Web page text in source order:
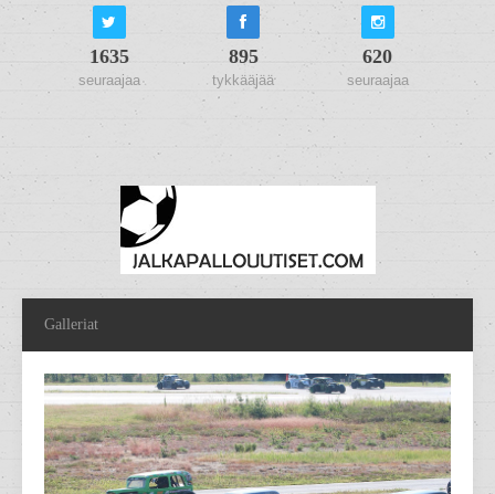
1635
seuraajaa
895
tykkääjää
620
seuraajaa
Galleriat